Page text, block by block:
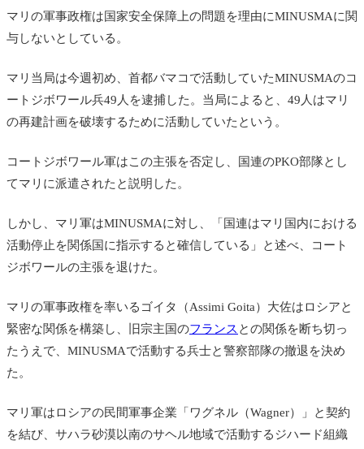
マリの軍事政権は国家安全保障上の問題を理由にMINUSMAに関
与しないとしている。
マリ当局は今週初め、首都バマコで活動していたMINUSMAのコ
ートジボワール兵49人を逮捕した。当局によると、49人はマリ
の再建計画を破壊するために活動していたという。
コートジボワール軍はこの主張を否定し、国連のPKO部隊とし
てマリに派遣されたと説明した。
しかし、マリ軍はMINUSMAに対し、「国連はマリ国内における
活動停止を関係国に指示すると確信している」と述べ、コート
ジボワールの主張を退けた。
マリの軍事政権を率いるゴイタ （Assimi Goita） 大佐はロシアと
緊密な関係を構築し、旧宗主国のフランス との関係を断ち切っ
たうえで、MINUSMAで活動する兵士と警察部隊の撤退を決め
た。
マリ軍はロシアの民間軍事企業「ワグネル（Wagner）」と契約
を結び、サハラ砂漠以南のサヘル地域で活動するジハード組織